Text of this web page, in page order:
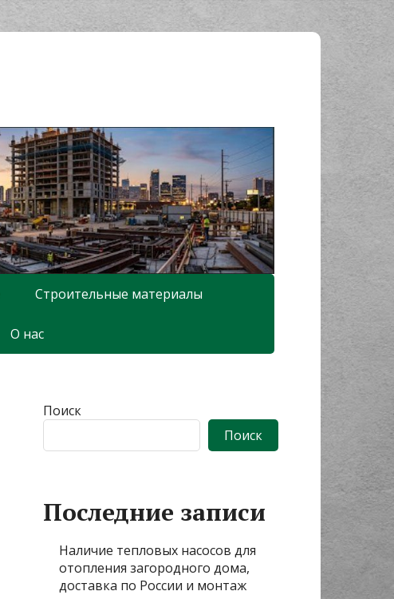
Строительные материалы
О нас
Поиск
Поиск
Последние записи
Наличие тепловых насосов для
отопления загородного дома,
доставка по России и монтаж